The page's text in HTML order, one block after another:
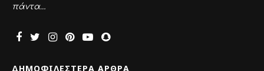
ΔΗΜΟΦΙΛΕΣΤΕΡΑ ΑΡΘΡΑ
Νόμος είναι το «δίκιο» των -κατά
και ΚΚΕ;